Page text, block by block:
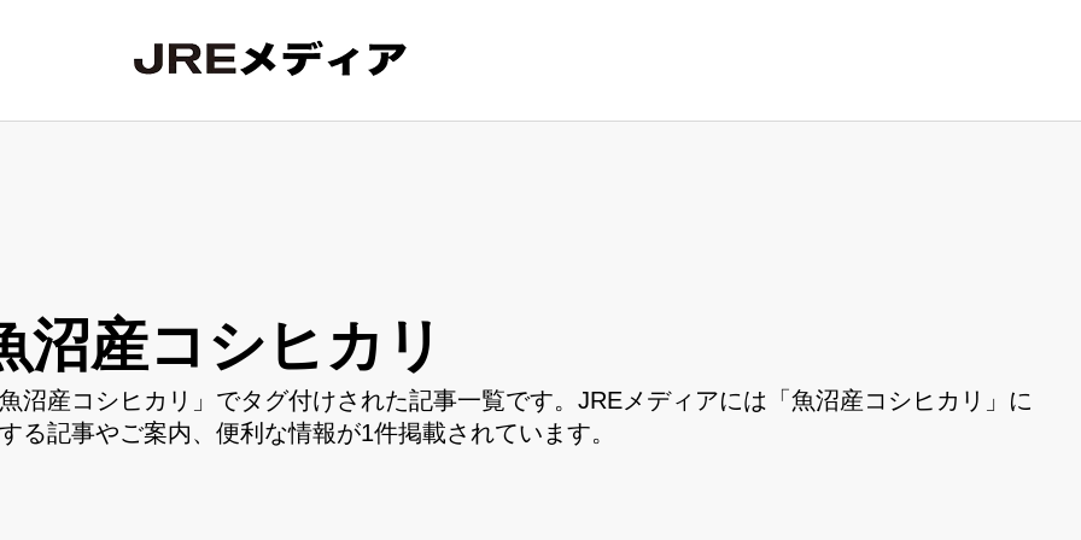
沼産コシヒカリ
沼産コシヒカリ」でタグ付けされた記事一覧です。JREメディアには「魚沼産コシヒカリ」に
る記事やご案内、便利な情報が1件掲載されています。